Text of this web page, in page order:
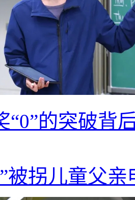
“0”的突破背
被拐儿童父